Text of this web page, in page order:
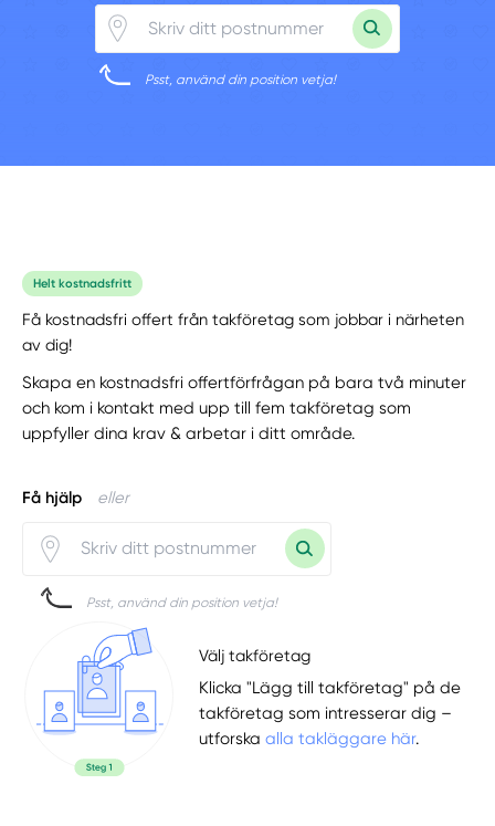
Psst, använd din position vetja!
Helt kostnadsfritt
Få kostnadsfri offert från takföretag som jobbar i närheten
av dig!
Skapa en kostnadsfri offertförfrågan på bara två minuter
och kom i kontakt med upp till fem takföretag som
uppfyller dina krav & arbetar i ditt område.
Få hjälp eller
Psst, använd din position vetja!
Välj takföretag
Klicka "Lägg till takföretag" på de
takföretag som intresserar dig –
utforskaalla takläggare här.